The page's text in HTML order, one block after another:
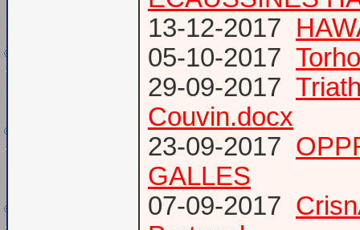
13-12-2017
05-10-2017
29-09-2017
Couvin.docx
23-09-2017
GALLES
07-09-2017